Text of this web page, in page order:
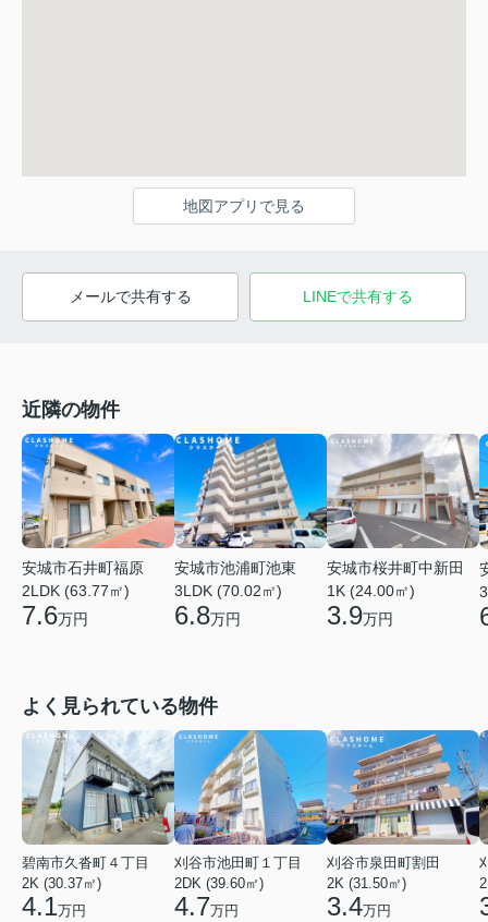
地図アプリで見る
メールで共有する LINEで共有する
近隣の物件
安城市石井町福原
2LDK (63.77㎡)
7.6万円
安城市池浦町池東
3LDK (70.02㎡)
6.8万円
安城市桜井町中新田
1K (24.00㎡)
3.9万円
よく見られている物件
碧南市久沓町４丁目
2K (30.37㎡)
4.1万円
刈谷市池田町１丁目
2DK (39.60㎡)
4.7万円
刈谷市泉田町割田
2K (31.50㎡)
3.4万円